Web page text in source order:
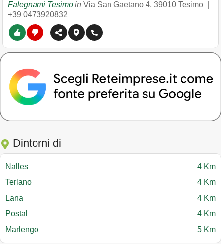
Falegnami Tesimo in Via San Gaetano 4, 39010 Tesimo
+39 0473920832
Dintorni di
Nalles
4 Km
Terlano
4 Km
Lana
4 Km
Postal
4 Km
Marlengo
5 Km